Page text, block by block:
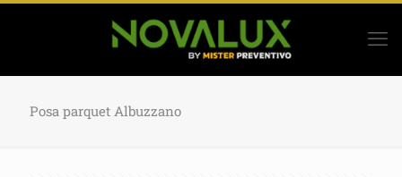
Posa parquet Albuzzano